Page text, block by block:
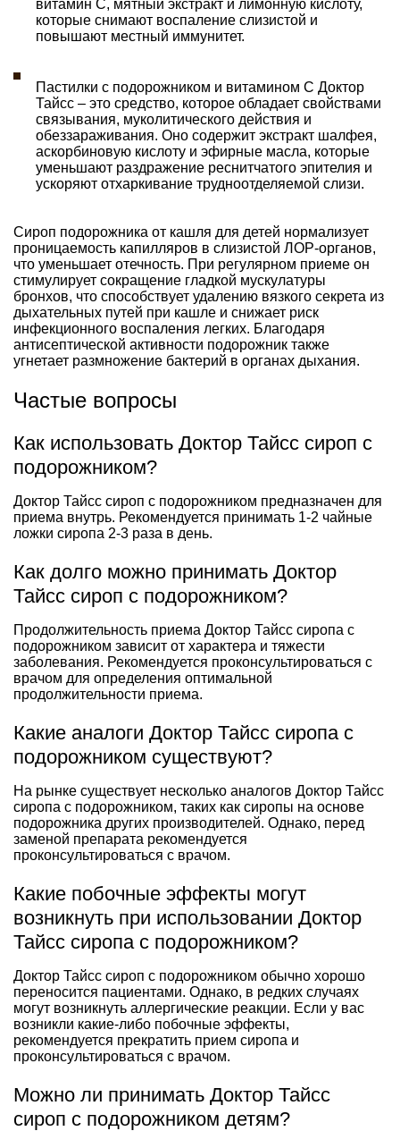
витамин С, мятный экстракт и лимонную кислоту,
которые снимают воспаление слизистой и
повышают местный иммунитет.
Пастилки с подорожником и витамином С Доктор
Тайсс – это средство, которое обладает свойствами
связывания, муколитического действия и
обеззараживания. Оно содержит экстракт шалфея,
аскорбиновую кислоту и эфирные масла, которые
уменьшают раздражение реснитчатого эпителия и
ускоряют отхаркивание трудноотделяемой слизи.
Сироп подорожника от кашля для детей нормализует
проницаемость капилляров в слизистой ЛОР-органов,
что уменьшает отечность. При регулярном приеме он
стимулирует сокращение гладкой мускулатуры
бронхов, что способствует удалению вязкого секрета из
дыхательных путей при кашле и снижает риск
инфекционного воспаления легких. Благодаря
антисептической активности подорожник также
угнетает размножение бактерий в органах дыхания.
Частые вопросы
Как использовать Доктор Тайсс сироп с
подорожником?
Доктор Тайсс сироп с подорожником предназначен для
приема внутрь. Рекомендуется принимать 1-2 чайные
ложки сиропа 2-3 раза в день.
Как долго можно принимать Доктор
Тайсс сироп с подорожником?
Продолжительность приема Доктор Тайсс сиропа с
подорожником зависит от характера и тяжести
заболевания. Рекомендуется проконсультироваться с
врачом для определения оптимальной
продолжительности приема.
Какие аналоги Доктор Тайсс сиропа с
подорожником существуют?
На рынке существует несколько аналогов Доктор Тайсс
сиропа с подорожником, таких как сиропы на основе
подорожника других производителей. Однако, перед
заменой препарата рекомендуется
проконсультироваться с врачом.
Какие побочные эффекты могут
возникнуть при использовании Доктор
Тайсс сиропа с подорожником?
Доктор Тайсс сироп с подорожником обычно хорошо
переносится пациентами. Однако, в редких случаях
могут возникнуть аллергические реакции. Если у вас
возникли какие-либо побочные эффекты,
рекомендуется прекратить прием сиропа и
проконсультироваться с врачом.
Можно ли принимать Доктор Тайсс
сироп с подорожником детям?